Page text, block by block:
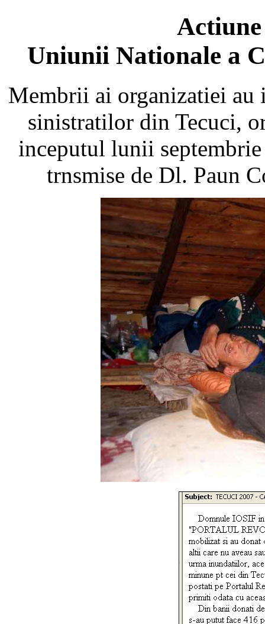
Uniunii Nationale a
Membrii ai organizatiei au
sinistratilor din Tecuci,
inceputul lunii
trnsmise de Dl. Paun